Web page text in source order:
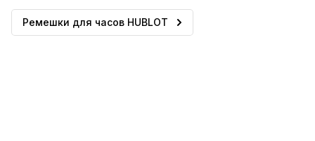
Ремешки для часов HUBLOT